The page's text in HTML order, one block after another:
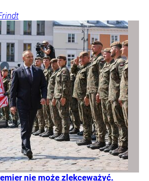
nie może zlekceważyć.